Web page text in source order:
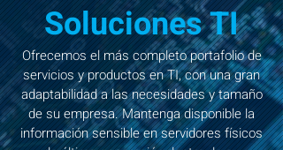
Soluciones TI
Ofrecemos el más completo portafolio de
servicios y productos en TI, con una gran
adaptabilidad a las necesidades y tamaño
de su empresa. Mantenga disponible la
información sensible en servidores físicos